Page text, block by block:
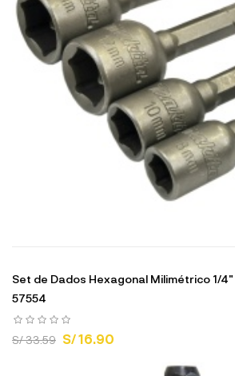
Set de Dados Hexagonal Milimétrico 1/
57554
S/ 33.59 S/ 16.90